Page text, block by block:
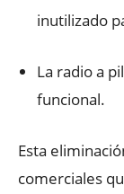
inutilizado
La radio a
funcional.
Esta
comerciales